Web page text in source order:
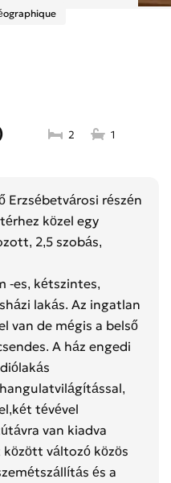
2 1
Erzsébetvárosi részén
közel egy
2,5 szobás,
-es, kétszintes,
lakás. Az ingatlan
van de mégis a belső
A ház engedi
tévével
van kiadva
között változó közös
és a